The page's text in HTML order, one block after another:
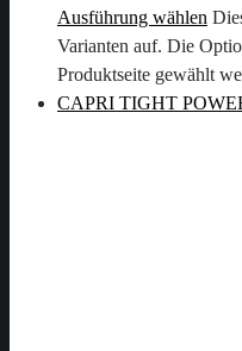
Ausführung wählen
Varianten auf. Die
Produktseite gewählt
CAPRI TIGHT